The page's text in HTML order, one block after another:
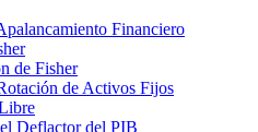
Financiero
de Fisher
de Activos Fijos
Deflactor del PIB